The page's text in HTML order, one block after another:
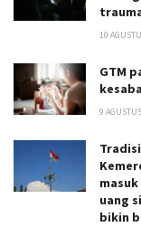
10
GTM
9
uang
bikin